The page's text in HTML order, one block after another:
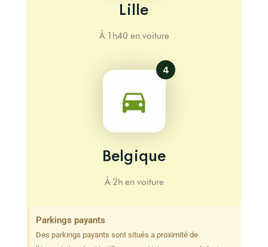
Lille
À 1h40 en voiture
4
Belgique
À 2h en voiture
Parkings payants
Des parkings payants sont situés a proximité de